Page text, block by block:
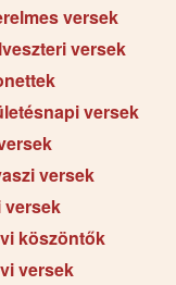
versek
versek
versek
versek
versek
köszöntők
versek